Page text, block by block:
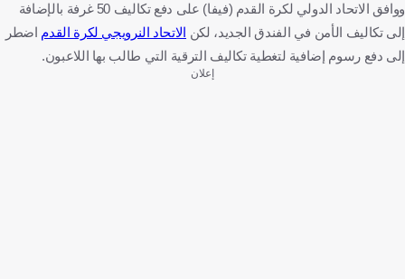
ووافق الاتحاد الدولي لكرة القدم (فيفا) على دفع تكاليف 50 غرفة بالإضافة
إلى تكاليف الأمن في الفندق الجديد، لكن الاتحاد النرويجي لكرة القدم اضطر
إلى دفع رسوم إضافية لتغطية تكاليف الترقية التي طالب بها اللاعبون.
إعلان